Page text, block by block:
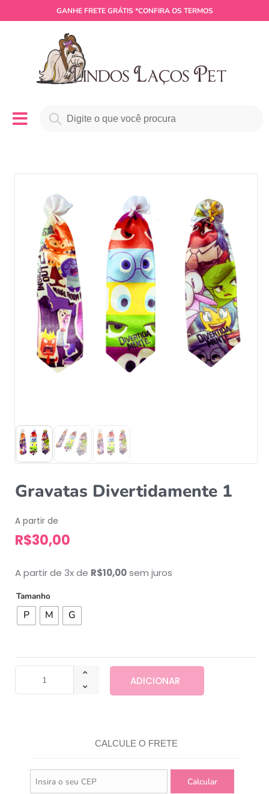
GANHE FRETE GRÁTIS *CONFIRA OS TERMOS
Gravatas Divertidamente 1
A partir de
R$30,00
A partir de 3x de R$10,00sem juros
Tamanho
P M G
ADICIONAR
CALCULE O FRETE